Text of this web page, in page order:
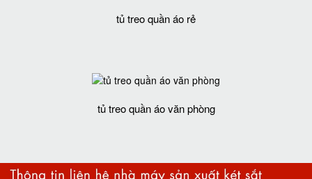
tủ treo quần áo rẻ
tủ treo quần áo văn phòng